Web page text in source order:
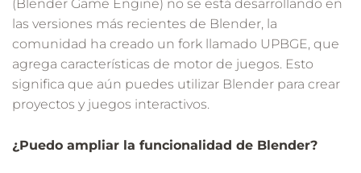
(Blender Game Engine) no se está desarrollando en
las versiones más recientes de Blender, la
comunidad ha creado un fork llamado UPBGE, que
agrega características de motor de juegos. Esto
significa que aún puedes utilizar Blender para crear
proyectos y juegos interactivos.
¿Puedo ampliar la funcionalidad de Blender?